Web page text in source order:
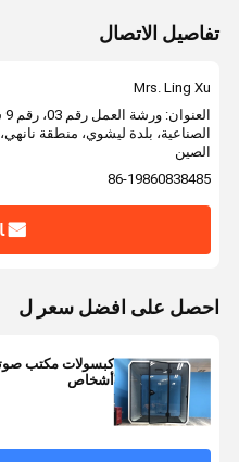
تفاصيل الاتصال
Mrs. Ling Xu
الصناعية، بلدة ليشوي، منطقة
الصين
86-19860838485
احصل على افضل سعر ل
أشخاص